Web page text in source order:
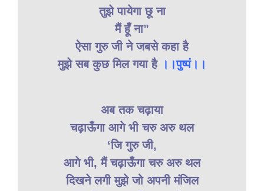
तुझे पायेगा छू ना
मैं हूँ ना”
ऐसा गुरु जी ने जबसे कहा है
मुझे सब कुछ मिल गया है ।।पुष्पं।।
अब तक चढ़ाया
चढ़ाऊँगा आगे भी चरु अरु थल
‘जि गुरु जी,
आगे भी, मैं चढ़ाऊँगा चरु अरु थल
दिखने लगी मुझे जो अपनी मंजिल